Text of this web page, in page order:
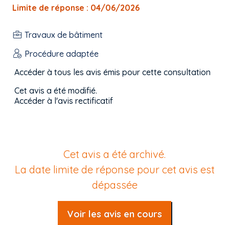
Limite de réponse : 04/06/2026
Travaux de bâtiment
Procédure adaptée
Accéder à tous les avis émis pour cette consultation
Cet avis a été modifié.
Accéder à l'avis rectificatif
Cet avis a été archivé.
La date limite de réponse pour cet avis est
dépassée
Voir les avis en cours